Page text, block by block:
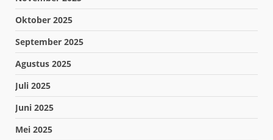
Oktober 2025
September 2025
Agustus 2025
Juli 2025
Juni 2025
Mei 2025